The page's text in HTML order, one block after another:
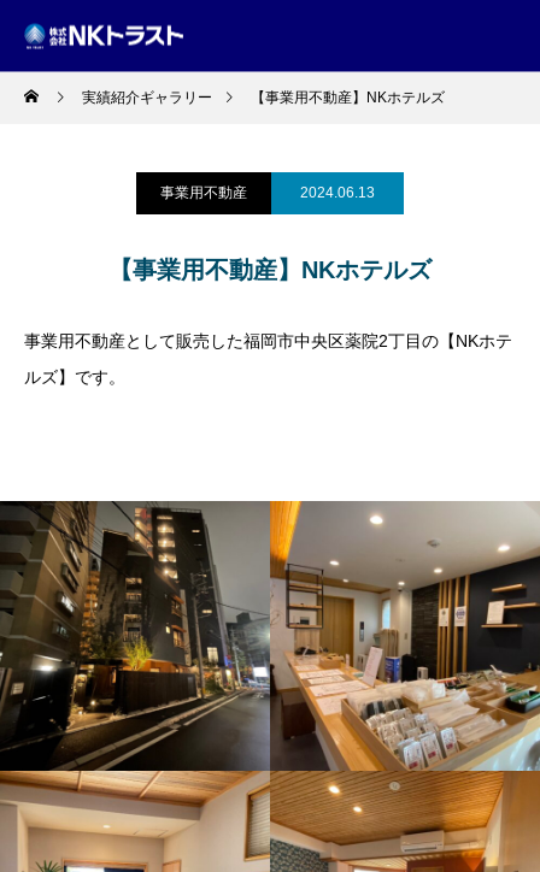
実績紹介ギャラリー 【事業用不動産】NKホテルズ
事業用不動産 2024.06.13
【事業用不動産】NKホテルズ
事業用不動産として販売した福岡市中央区薬院2丁目の【NKホテ
ルズ】です。